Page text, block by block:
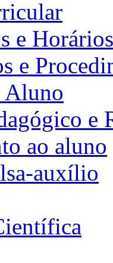
e Horários
e
Aluno
e
ao aluno
auxílio